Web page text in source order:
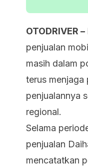
OTODRIVER –
penjualan
masih dalam
terus
penjualannya
regional.
Selama
penjualan
mencatatkan